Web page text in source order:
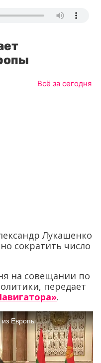
Всё за сегодня
Лукашенко
сократить число
на совещании по
передает
.